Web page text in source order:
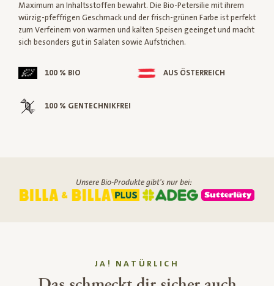
Maximum an Inhaltsstoffen bewahrt. Die Bio-Petersilie mit ihrem
würzig-pfeffrigen Geschmack und der frisch-grünen Farbe ist perfekt
zum Verfeinern von warmen und kalten Speisen geeinget und macht
sich besonders gut in Salaten sowie Aufstrichen.
100 % BIO AUS ÖSTERREICH
100 % GENTECHNIKFREI
Unsere Bio-Produkte gibt's nur bei:
JA! NATÜRLICH